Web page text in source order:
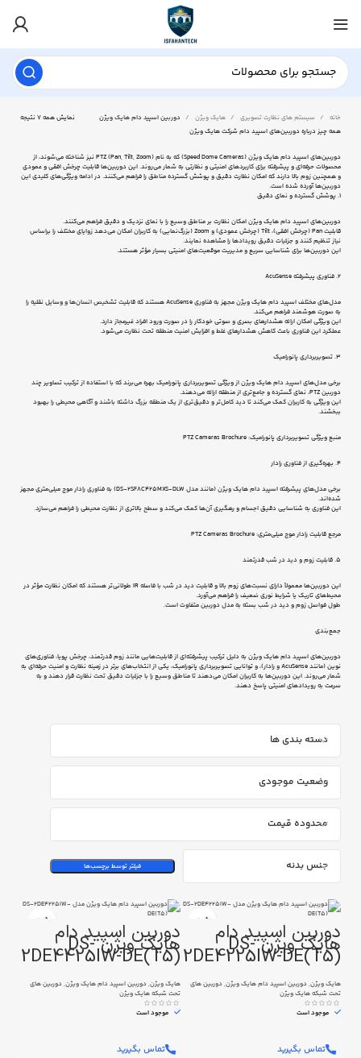
خانه سیستم های نظارت تصویری هایک ویژن دوربین اسپید دام هایک ویژن
نمایش همه 7 نتیجه
همه چیز درباره دوربین‌های اسپید دام شرکت هایک ویژن
دوربین‌های اسپید دام هایک ویژن (Speed Dome Cameras) که به نام PTZ (Pan, Tilt, Zoom) نیز شناخته می‌شوند، از
محصولات حرفه‌ای و پیشرفته برای کاربردهای امنیتی و نظارتی به شمار می‌روند. این دوربین‌ها قابلیت چرخش افقی و عمودی
و همچنین زوم بالا دارند که امکان نظارت دقیق و پوشش گسترده مناطق را فراهم می‌کنند. در ادامه ویژگی‌های کلیدی این
دوربین‌ها آورده شده است.
1. پوشش گسترده و نمای دقیق
دوربین‌های اسپید دام هایک ویژن امکان نظارت بر مناطق وسیع را با نمای نزدیک و دقیق فراهم می‌کنند.
قابلیت Pan (چرخش افقی)، Tilt (چرخش عمودی) و Zoom (بزرگ‌نمایی) به کاربران امکان می‌دهد زوایای مختلف را براساس
نیاز تنظیم کنند و جزئیات دقیق رویدادها را مشاهده نمایند.
این دوربین‌ها برای شناسایی سریع و مدیریت موقعیت‌های امنیتی بسیار مؤثر هستند.
2. فناوری پیشرفته AcuSense
مدل‌های مختلف اسپید دام هایک ویژن مجهز به فناوری AcuSense هستند که قابلیت تشخیص انسان‌ها و وسایل نقلیه را
به صورت هوشمند فراهم می‌کند.
این ویژگی امکان ارائه هشدارهای بصری و صوتی خودکار را در صورت ورود افراد غیرمجاز دارد.
عملکرد این فناوری باعث کاهش هشدارهای غلط و افزایش امنیت منطقه تحت نظارت می‌شود.
3. تصویربرداری پانورامیک
برخی مدل‌های اسپید دام هایک ویژن از ویژگی تصویربرداری پانورامیک بهره می‌برند که با استفاده از ترکیب تصاویر چند
دوربین PTZ، نمای گسترده و جامع‌تری از منطقه ارائه می‌دهند.
این ویژگی به کاربران کمک می‌کند تا دید کامل‌تر و دقیق‌تری از یک منطقه بزرگ داشته باشند و آگاهی محیطی را بهبود
ببخشند.
منبع ویژگی تصویربرداری پانورامیک: PTZ Cameras Brochure
4. بهره‌گیری از فناوری رادار
برخی مدل‌های پیشرفته اسپید دام هایک ویژن (مانند مدل DS-2SF8C425MXS-DLW) به فناوری رادار موج میلی‌متری مجهز
شده‌اند.
این فناوری به شناسایی دقیق اجسام و رهگیری آن‌ها کمک می‌کند و سطح بالاتری از نظارت محیطی را فراهم می‌سازد.
مرجع قابلیت رادار موج میلی‌متری: PTZ Cameras Brochure
5. قابلیت زوم و دید در شب قدرتمند
این دوربین‌ها معمولاً دارای نسبت‌های زوم بالا و قابلیت دید در شب با فاصله IR طولانی‌تر هستند که امکان نظارت مؤثر در
محیط‌های تاریک یا شرایط نوری ضعیف را فراهم می‌آورد.
طول فواصل زوم و دید در شب بسته به مدل دوربین متفاوت است.
جمع‌بندی
دوربین‌های اسپید دام هایک ویژن به دلیل ترکیب پیشرفته‌ای از قابلیت‌هایی مانند زوم قدرتمند، چرخش پویا، فناوری‌های
نوین (مانند AcuSense و رادار)، و توانایی تصویربرداری پانورامیک، یکی از انتخاب‌های برتر در زمینه نظارت و امنیت حرفه‌ای به
شمار می‌روند. این دوربین‌ها به کاربران امکان می‌دهند تا مناطق وسیع را با جزئیات دقیق تحت نظارت قرار دهند و به
سرعت به رویدادهای امنیتی پاسخ دهند.
دسته بندی ها
وضعیت موجودی
محدوده قیمت
جنس بدنه فیلتر توسط برچسب‌ها
دوربین اسپید دام
هایک ویژن DS-
2DE4225IW-DE(T5)
هایک ویژن, دوربین اسپید دام هایک ویژن, دوربین های
تحت شبکه هایک ویژن
موجود است
تماس بگیرید
دوربین اسپید دام
هایک ویژن DS-
2DE4425IW-DE(T5)
هایک ویژن, دوربین اسپید دام هایک ویژن, دوربین های
تحت شبکه هایک ویژن
موجود است
تماس بگیرید